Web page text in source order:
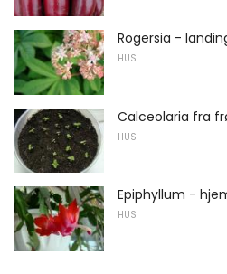
Rogersia -
HUS
Calceolaria fra
HUS
Epiphyllum -
HUS